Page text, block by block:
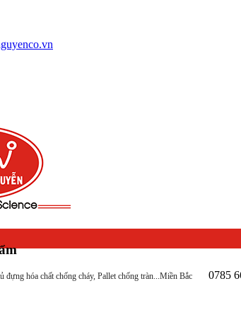
hóa chất chống cháy, Pallet chống tràn... Miền Bắc 0785